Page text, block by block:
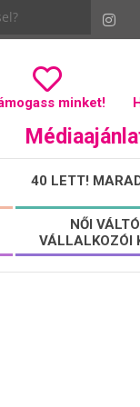
minket!
40 LETT!
NŐI VÁLTÓ
VÁLLALKOZÓI